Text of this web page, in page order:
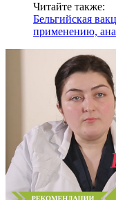
Читайте также:
Бельгийская
применению,